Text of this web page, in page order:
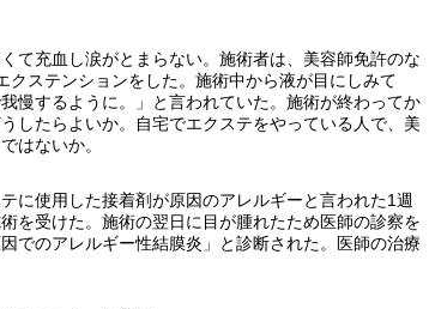
て充血し涙がとまらない。施術者は、美容師免許のな
ステンションをした。施術中から液が目にしみて
慢するように。」と言われていた。施術が終わってか
したらよいか。自宅でエクステをやっている人で、美
はないか。
に使用した接着剤が原因のアレルギーと言われた1週
を受けた。施術の翌日に目が腫れたため医師の診察を
でのアレルギー性結膜炎」と診断された。医師の治療